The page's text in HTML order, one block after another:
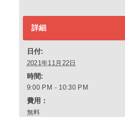
詳細
日付:
2021年11月22日
時間:
9:00 PM - 10:30 PM
費用：
無料